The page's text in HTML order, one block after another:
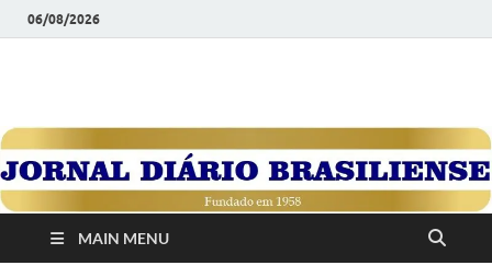
06/08/2026
JORNAL DIÁRIO
BRASILIENSE
1958
MAIN MENU